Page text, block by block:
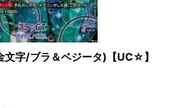
文字/ブラ＆ベジータ)【UC☆】